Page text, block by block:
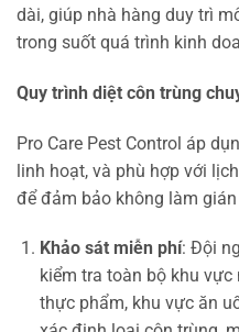
dài, giúp nhà hàng duy trì
trong suốt quá trình kinh
Quy trình diệt côn trùng
Pro Care Pest Control áp
linh hoạt, và phù hợp với
để đảm bảo không làm
Khảo sát miễn phí: Đội
kiểm tra toàn bộ khu vực
thực phẩm, khu vực ăn